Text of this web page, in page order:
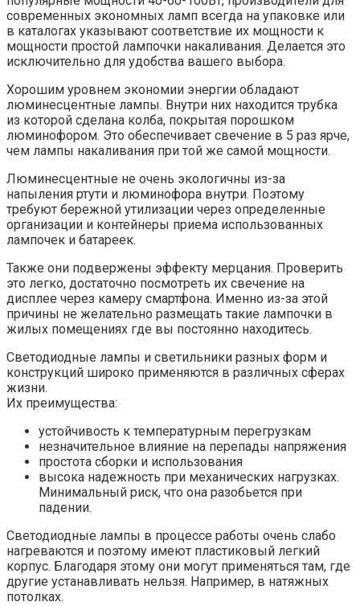
современных экономных ламп всегда на упаковке или
в каталогах указывают соответствие их мощности к
мощности простой лампочки накаливания. Делается это
исключительно для удобства вашего выбора.
Хорошим уровнем экономии энергии обладают
люминесцентные лампы. Внутри них находится трубка
из которой сделана колба, покрытая порошком
люминофором. Это обеспечивает свечение в 5 раз ярче,
чем лампы накаливания при той же самой мощности.
Люминесцентные не очень экологичны из-за
напыления ртути и люминофора внутри. Поэтому
требуют бережной утилизации через определенные
организации и контейнеры приема использованных
лампочек и батареек.
Также они подвержены эффекту мерцания. Проверить
это легко, достаточно посмотреть их свечение на
дисплее через камеру смартфона. Именно из-за этой
причины не желательно размещать такие лампочки в
жилых помещениях где вы постоянно находитесь.
Светодиодные лампы и светильники разных форм и
конструкций широко применяются в различных сферах
жизни.
Их преимущества:
устойчивость к температурным перегрузкам
незначительное влияние на перепады напряжения
простота сборки и использования
высока надежность при механических нагрузках.
Минимальный риск, что она разобьется при
падении.
Светодиодные лампы в процессе работы очень слабо
нагреваются и поэтому имеют пластиковый легкий
корпус. Благодаря этому они могут применяться там, где
другие устанавливать нельзя. Например, в натяжных
потолках.